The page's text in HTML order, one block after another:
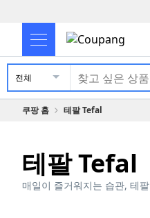
전체
쿠팡 홈 테팔 Tefal
테팔 Tefal
매일이 즐거워지는 습관, 테팔